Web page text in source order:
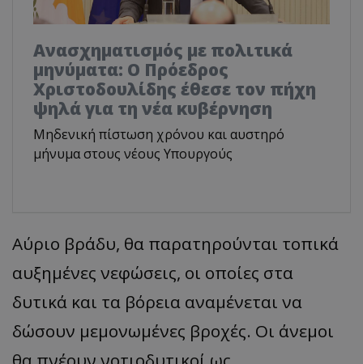
Ανασχηματισμός με πολιτικά
μηνύματα: Ο Πρόεδρος
Χριστοδουλίδης έθεσε τον πήχη
ψηλά για τη νέα κυβέρνηση
Μηδενική πίστωση χρόνου και αυστηρό
μήνυμα στους νέους Υπουργούς
Αύριο βράδυ, θα παρατηρούνται τοπικά
αυξημένες νεφώσεις, οι οποίες στα
δυτικά και τα βόρεια αναμένεται να
δώσουν μεμονωμένες βροχές. Οι άνεμοι